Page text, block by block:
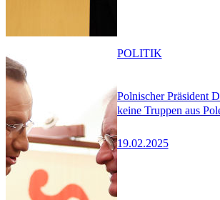
Polnischer Präsident
keine Truppen aus
19.02.2025
POLITIK